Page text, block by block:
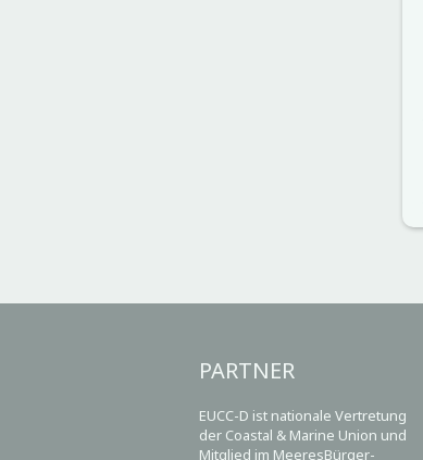
PARTNER
EUCC-D ist nationale Vertretung
der Coastal & Marine Union und
Mitglied im MeeresBürger-